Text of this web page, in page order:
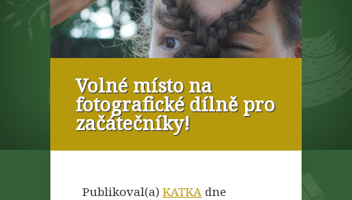
Volné místo na
fotografické dílně pro
začátečníky!
Publikoval(a) KATKA dne